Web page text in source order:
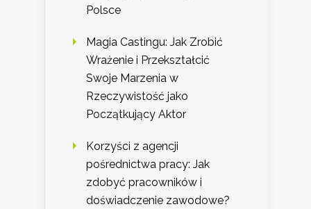
Polsce
Magia Castingu: Jak Zrobić
Wrażenie i Przekształcić
Swoje Marzenia w
Rzeczywistość jako
Początkujący Aktor
Korzyści z agencji
pośrednictwa pracy: Jak
zdobyć pracowników i
doświadczenie zawodowe?